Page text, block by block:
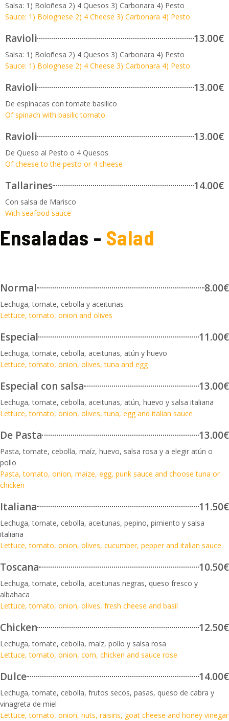
Salsa: 1) Boloñesa 2) 4 Quesos 3) Carbonara 4) Pesto
Sauce: 1) Bolognese 2) 4 Cheese 3) Carbonara 4) Pesto
Ravioli 13.00€
Salsa: 1) Boloñesa 2) 4 Quesos 3) Carbonara 4) Pesto
Sauce: 1) Bolognese 2) 4 Cheese 3) Carbonara 4) Pesto
Ravioli 13.00€
De espinacas con tomate basilico
Of spinach with basilic tomato
Ravioli 13.00€
De Queso al Pesto o 4 Quesos
Of cheese to the pesto or 4 cheese
Tallarines 14.00€
Con salsa de Marisco
With seafood sauce
Normal 8.00€
Lechuga, tomate, cebolla y aceitunas
Lettuce, tomato, onion and olives
Especial 11.00€
Lechuga, tomate, cebolla, aceitunas, atún y huevo
Lettuce, tomato, onion, olives, tuna and egg
Especial con salsa 13.00€
Lechuga, tomate, cebolla, aceitunas, atún, huevo y salsa italiana
Lettuce, tomato, onion, olives, tuna, egg and italian sauce
De Pasta 13.00€
Pasta, tomate, cebolla, maíz, huevo, salsa rosa y a elegir atún o
pollo
Pasta, tomato, onion, maize, egg, punk sauce and choose tuna or
chicken
Italiana 11.50€
Lechuga, tomate, cebolla, aceitunas, pepino, pimiento y salsa
italiana
Lettuce, tomato, onion, olives, cucumber, pepper and italian sauce
Toscana 10.50€
Lechuga, tomate, cebolla, aceitunas negras, queso fresco y
albahaca
Lettuce, tomato, onion, olives, fresh cheese and basil
Chicken 12.50€
Lechuga, tomate, cebolla, maíz, pollo y salsa rosa
Lettuce, tomato, onion, corn, chicken and sauce rose
Dulce 14.00€
Lechuga, tomate, cebolla, frutos secos, pasas, queso de cabra y
vinagreta de miel
Lettuce, tomato, onion, nuts, raisins, goat cheese and honey vinegar
Ensaladas - Salad